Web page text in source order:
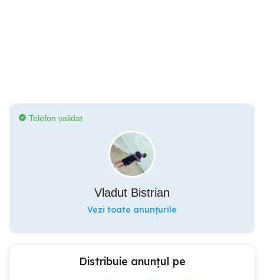
Telefon validat
Vladut Bistrian
Vezi toate anunțurile
Distribuie anunțul pe